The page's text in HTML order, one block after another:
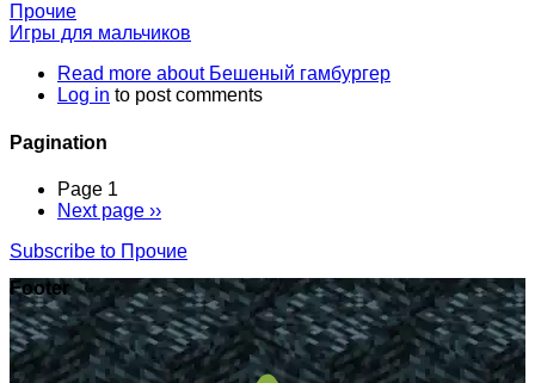
Прочие
Игры для мальчиков
Read more about Бешеный гамбургер
Log in to post comments
Pagination
Page 1
Next page ››
Subscribe to Прочие
Footer